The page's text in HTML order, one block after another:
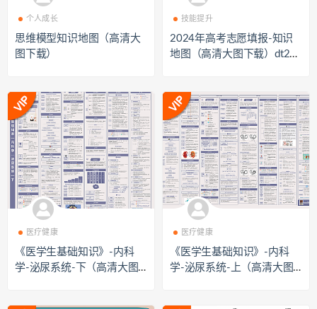
个人成长
思维模型知识地图（高清大
图下载）
技能提升
2024年高考志愿填报-知识
地图（高清大图下载）dt240
医疗健康
《医学生基础知识》-内科
学-泌尿系统-下（高清大图
医疗健康
《医学生基础知识》-内科
学-泌尿系统-上（高清大图